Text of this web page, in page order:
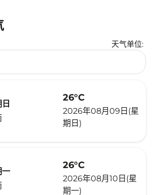
天气单位:
摄氏度 Selected
26°C
2026年08月09日(星
期日)
一
26°C
2026年08月10日(星
期一)